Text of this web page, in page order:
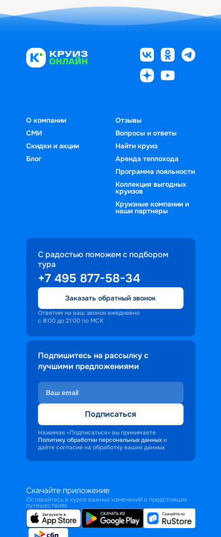
О компании
СМИ
Скидки и акции
Блог
Отзывы
Вопросы и ответы
Найти круиз
Аренда теплохода
Программа лояльности
Коллекция выгодных
круизов
Круизные компании и
наши партнеры
С радостью поможем с подбором
тура
+7 495 877-58-34
Заказать обратный звонок
Ответим на ваш звонок ежедневно
с 8:00 до 21:00 по МСК
Подпишитесь на рассылку с
лучшими предложениями
Подписаться
Нажимая «Подписаться» вы принимаете
Политику обработки персональных данных и
даёте согласие на обработку ваших данных
Скачайте приложение
Оставайтесь в курсе важных изменений в предстоящих
путешествиях